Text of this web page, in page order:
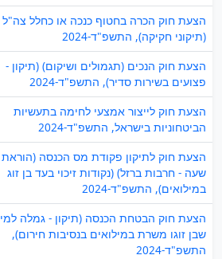
הצעת חוק הכרה בחטוף כנכה או כחלל צה"ל
(תיקוני חקיקה), התשפ"ד-2024
הצעת חוק הנכים (תגמולים ושיקום) (תיקון -
פצועים בשירות סדיר), התשפ"ד-2024
הצעת חוק לייצור אמצעי לחימה בתעשיות
הביטחוניות בישראל, התשפ"ד-2024
הצעת חוק לתיקון פקודת מס הכנסה (הוראת
שעה - חרבות ברזל) (נקודות זיכוי בעד בן זוג
במילואים), התשפ"ד-2024
הצעת חוק הבטחת הכנסה (תיקון - גמלה למי
שבן זוגו משרת במילואים בנסיבות חירום),
התשפ"ד-2024